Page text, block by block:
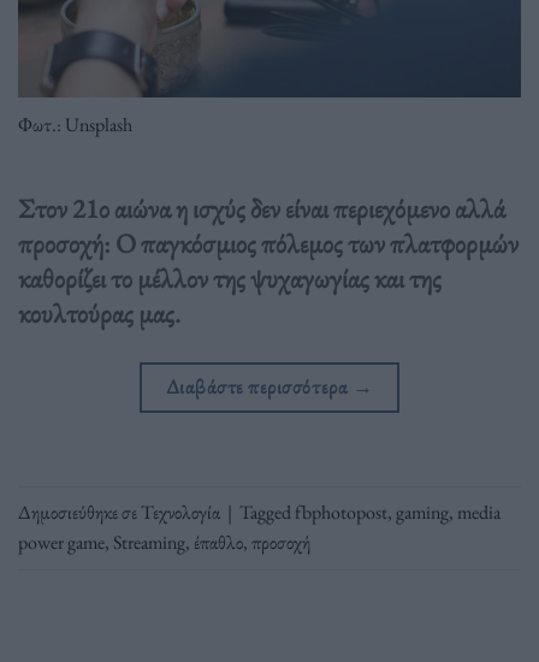
Φωτ.: Unsplash
Στον 21ο αιώνα η ισχύς δεν είναι περιεχόμενο αλλά
προσοχή: Ο παγκόσμιος πόλεμος των πλατφορμών
καθορίζει το μέλλον της ψυχαγωγίας και της
κουλτούρας μας.
Διαβάστε περισσότερα →
Δημοσιεύθηκε σεΤεχνολογία | Taggedfbphotopost, gaming, media
power game, Streaming, έπαθλο,προσοχή